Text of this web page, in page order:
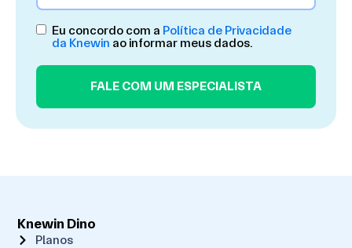
Eu concordo com a Política de Privacidade
da Knewin ao informar meus dados.
Knewin Dino
Planos